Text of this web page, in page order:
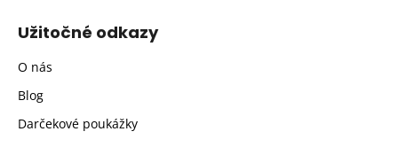
Užitočné odkazy
O nás
Blog
Darčekové poukážky